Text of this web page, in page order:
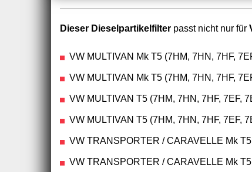
Dieser Dieselpartikelfilter passt nicht nur für
VW MULTIVAN Mk T5 (7HM, 7HN, 7HF,
VW MULTIVAN Mk T5 (7HM, 7HN, 7HF,
VW MULTIVAN T5 (7HM, 7HN, 7HF, 7EF,
VW MULTIVAN T5 (7HM, 7HN, 7HF, 7EF,
VW TRANSPORTER / CARAVELLE Mk
VW TRANSPORTER / CARAVELLE Mk